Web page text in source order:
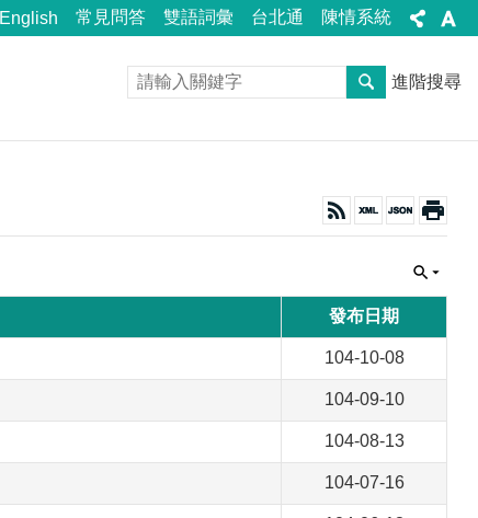
English 常見問答 雙語詞彙 台北通 陳情系統
進階搜尋
發布日期
104-10-08
104-09-10
104-08-13
104-07-16